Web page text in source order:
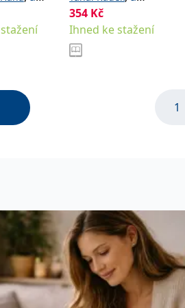
na
kolektiv
354 Kč
Ihned ke stažení
1